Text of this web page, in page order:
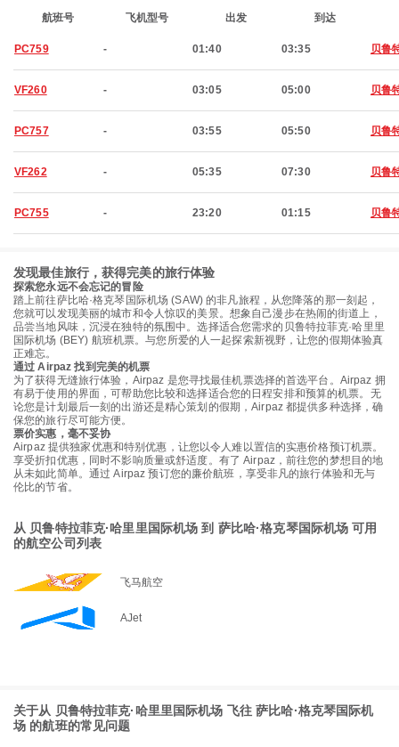
航班号 飞机型号 出发 到达
PC759 - 01:40 03:35 贝鲁
VF260 - 03:05 05:00 贝鲁
PC757 - 03:55 05:50 贝鲁
VF262 - 05:35 07:30 贝鲁
PC755 - 23:20 01:15 贝鲁
发现最佳旅行，获得完美的旅行体验
探索您永远不会忘记的冒险
踏上前往萨比哈·格克琴国际机场 (SAW) 的非凡旅程，从您降落的那一刻起，
您就可以发现美丽的城市和令人惊叹的美景。想象自己漫步在热闹的街道上，
品尝当地风味，沉浸在独特的氛围中。选择适合您需求的贝鲁特拉菲克·哈里里
国际机场 (BEY) 航班机票。与您所爱的人一起探索新视野，让您的假期体验真
正难忘。
通过 Airpaz 找到完美的机票
为了获得无缝旅行体验，Airpaz 是您寻找最佳机票选择的首选平台。Airpaz 拥
有易于使用的界面，可帮助您比较和选择适合您的日程安排和预算的机票。无
论您是计划最后一刻的出游还是精心策划的假期，Airpaz 都提供多种选择，确
保您的旅行尽可能方便。
票价实惠，毫不妥协
Airpaz 提供独家优惠和特别优惠，让您以令人难以置信的实惠价格预订机票。
享受折扣优惠，同时不影响质量或舒适度。有了 Airpaz，前往您的梦想目的地
从未如此简单。通过 Airpaz 预订您的廉价航班，享受非凡的旅行体验和无与
伦比的节省。
从 贝鲁特拉菲克·哈里里国际机场 到 萨比哈·格克琴国际机场 可用
的航空公司列表
飞马航空
AJet
关于从 贝鲁特拉菲克·哈里里国际机场 飞往 萨比哈·格克琴国际机
场 的航班的常见问题